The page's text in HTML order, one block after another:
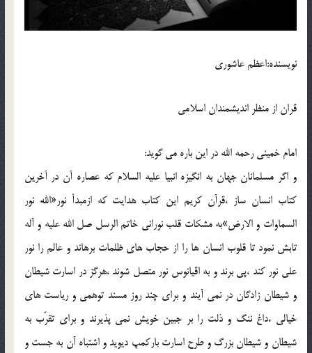
نويسنده:اعظم عاشوري
قران از منظر انديشمندان اسلامي
امام خميني رحمه الله در اين باره مي گويد:
و اگر مسلمانان جهان به انگيزه انبيا عليه السلام که عصاره آن در آخرين
کتاب انسان ساز ،قرآن کريم اين کتاب هدايت که ازمبدأ نور«الله نور
السماوات و الارض»به مشکات قلب نوراني خاتم الرسل صل الله عليه و آله
تابش نمود تا قلوب انسان ها را از حجاب هاي ظلمات برهاند و عالم را نور
علي نور کند ،پي برند و به اقيانوس نور متصل شوند ،هرگز در اسارت شيطان
و شيطان زادگان در نمي آيند و براي چند روز مسند توهمي و رياست هاي
خيالي ،داغ ننگ و ذلت را بر جبين خويش نمي پذيرند و براي تقرّب به
شيطان و شيطان بزرگ و طرح اسارت بارکمپ ديويد و اشتباه آن به جست و